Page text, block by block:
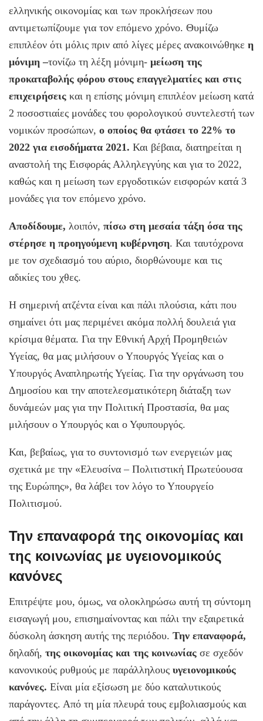
ελληνικής οικονομίας και των προκλήσεων που
αντιμετωπίζουμε για τον επόμενο χρόνο. Θυμίζω
επιπλέον ότι μόλις πριν από λίγες μέρες ανακοινώθηκε η
μόνιμη –τονίζω τη λέξη μόνιμη- μείωση της
προκαταβολής φόρου στους επαγγελματίες και στις
επιχειρήσεις και η επίσης μόνιμη επιπλέον μείωση κατά
2 ποσοστιαίες μονάδες του φορολογικού συντελεστή των
νομικών προσώπων, ο οποίος θα φτάσει το 22% το
2022 για εισοδήματα 2021. Και βέβαια, διατηρείται η
αναστολή της Εισφοράς Αλληλεγγύης και για το 2022,
καθώς και η μείωση των εργοδοτικών εισφορών κατά 3
μονάδες για τον επόμενο χρόνο.
Αποδίδουμε, λοιπόν, πίσω στη μεσαία τάξη όσα της
στέρησε η προηγούμενη κυβέρνηση. Και ταυτόχρονα
με τον σχεδιασμό του αύριο, διορθώνουμε και τις
αδικίες του χθες.
Η σημερινή ατζέντα είναι και πάλι πλούσια, κάτι που
σημαίνει ότι μας περιμένει ακόμα πολλή δουλειά για
κρίσιμα θέματα. Για την Εθνική Αρχή Προμηθειών
Υγείας, θα μας μιλήσουν ο Υπουργός Υγείας και ο
Υπουργός Αναπληρωτής Υγείας. Για την οργάνωση του
Δημοσίου και την αποτελεσματικότερη διάταξη των
δυνάμεών μας για την Πολιτική Προστασία, θα μας
μιλήσουν ο Υπουργός και ο Υφυπουργός.
Και, βεβαίως, για το συντονισμό των ενεργειών μας
σχετικά με την «Ελευσίνα – Πολιτιστική Πρωτεύουσα
της Ευρώπης», θα λάβει τον λόγο το Υπουργείο
Πολιτισμού.
Την επαναφορά της οικονομίας και
της κοινωνίας με υγειονομικούς
κανόνες
Επιτρέψτε μου, όμως, να ολοκληρώσω αυτή τη σύντομη
εισαγωγή μου, επισημαίνοντας και πάλι την εξαιρετικά
δύσκολη άσκηση αυτής της περιόδου. Την επαναφορά,
δηλαδή, της οικονομίας και της κοινωνίας σε σχεδόν
κανονικούς ρυθμούς με παράλληλους υγειονομικούς
κανόνες. Είναι μία εξίσωση με δύο καταλυτικούς
παράγοντες. Από τη μία πλευρά τους εμβολιασμούς και